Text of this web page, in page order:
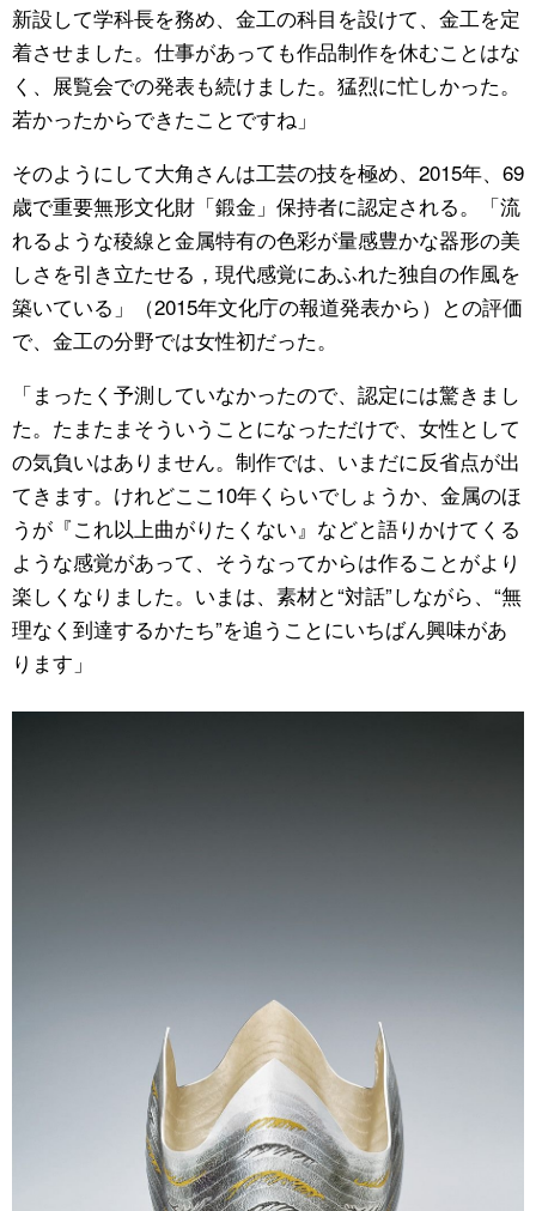
新設して学科長を務め、金工の科目を設けて、金工を定
着させました。仕事があっても作品制作を休むことはな
く、展覧会での発表も続けました。猛烈に忙しかった。
若かったからできたことですね」
そのようにして大角さんは工芸の技を極め、2015年、69
歳で重要無形文化財「鍛金」保持者に認定される。「流
れるような稜線と金属特有の色彩が量感豊かな器形の美
しさを引き立たせる，現代感覚にあふれた独自の作風を
築いている」（2015年文化庁の報道発表から）との評価
で、金工の分野では女性初だった。
「まったく予測していなかったので、認定には驚きまし
た。たまたまそういうことになっただけで、女性として
の気負いはありません。制作では、いまだに反省点が出
てきます。けれどここ10年くらいでしょうか、金属のほ
うが『これ以上曲がりたくない』などと語りかけてくる
ような感覚があって、そうなってからは作ることがより
楽しくなりました。いまは、素材と“対話”しながら、“無
理なく到達するかたち”を追うことにいちばん興味があ
ります」